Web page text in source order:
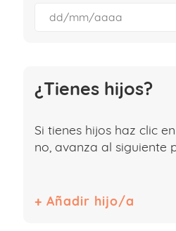
¿Tienes hijos?
Si tienes hijos haz clic
no, avanza al siguiente